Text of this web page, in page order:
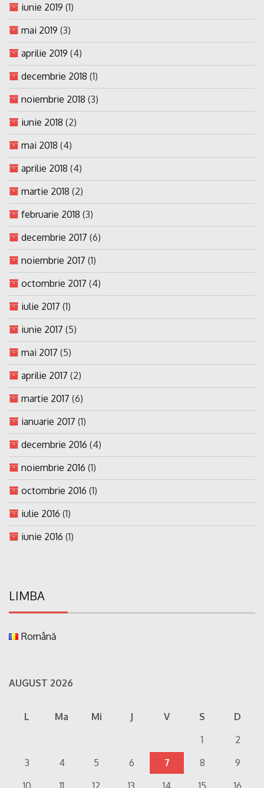
iunie 2019 (1)
mai 2019 (3)
aprilie 2019 (4)
decembrie 2018 (1)
noiembrie 2018 (3)
iunie 2018 (2)
mai 2018 (4)
aprilie 2018 (4)
martie 2018 (2)
februarie 2018 (3)
decembrie 2017 (6)
noiembrie 2017 (1)
octombrie 2017 (4)
iulie 2017 (1)
iunie 2017 (5)
mai 2017 (5)
aprilie 2017 (2)
martie 2017 (6)
ianuarie 2017 (1)
decembrie 2016 (4)
noiembrie 2016 (1)
octombrie 2016 (1)
iulie 2016 (1)
iunie 2016 (1)
LIMBA
Română
AUGUST 2026
L Ma Mi J V S
D
1
2
3
4 5 6 7 8
9